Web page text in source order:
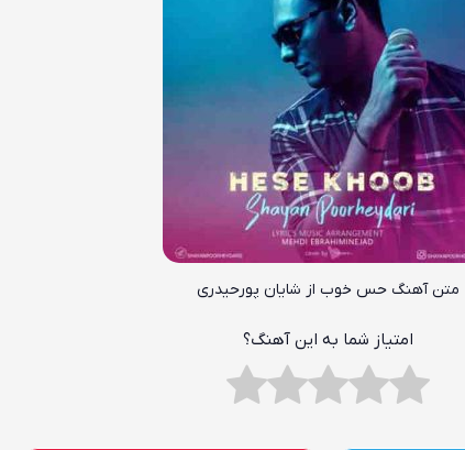
متن آهنگ حس خوب از شایان پورحیدری
امتیاز شما به این آهنگ؟